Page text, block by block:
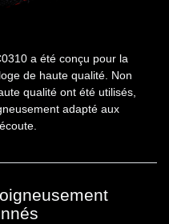
a été conçu pour la
de haute qualité. Non
qualité ont été utilisés,
adapté aux